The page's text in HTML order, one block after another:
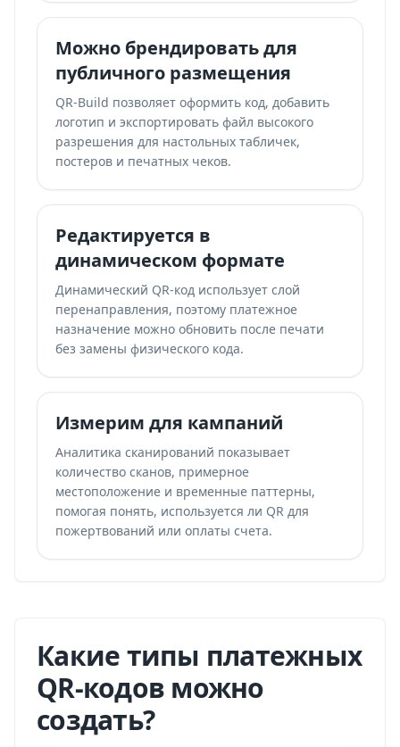
Можно брендировать для
публичного размещения
QR-Build позволяет оформить код, добавить
логотип и экспортировать файл высокого
разрешения для настольных табличек,
постеров и печатных чеков.
Редактируется в
динамическом формате
Динамический QR-код использует слой
перенаправления, поэтому платежное
назначение можно обновить после печати
без замены физического кода.
Измерим для кампаний
Аналитика сканирований показывает
количество сканов, примерное
местоположение и временные паттерны,
помогая понять, используется ли QR для
пожертвований или оплаты счета.
Какие типы платежных
QR-кодов можно
создать?